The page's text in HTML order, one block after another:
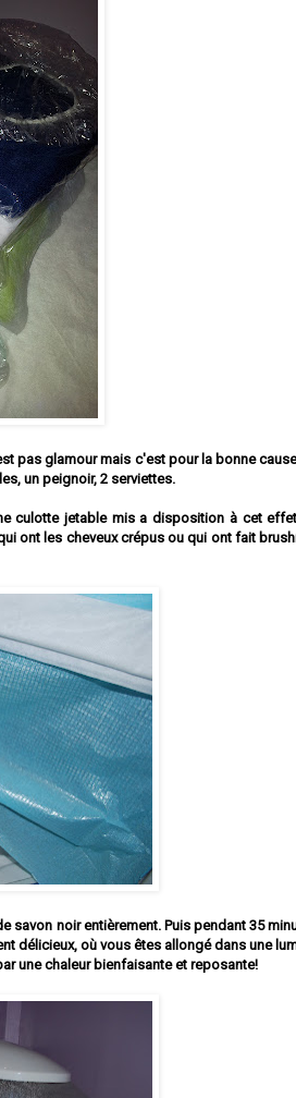
pas glamour mais c'est pour la bonne
un peignoir, 2 serviettes.
culotte jetable mis a disposition à cet
ont les cheveux crépus ou qui ont fait
savon noir entièrement. Puis pendant 35
délicieux, où vous êtes allongé dans une
une chaleur bienfaisante et reposante!